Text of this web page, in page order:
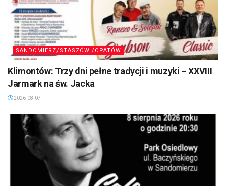
SANDOMIERZ/STASZÓW /OPATÓW
Klimontów: Trzy dni pełne tradycji i muzyki – XXVIII
Jarmark na św. Jacka
2026-08-07